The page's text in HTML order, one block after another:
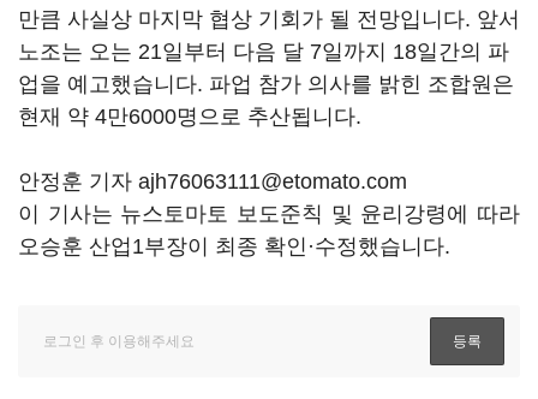
만큼 사실상 마지막 협상 기회가 될 전망입니다. 앞서
노조는 오는 21일부터 다음 달 7일까지 18일간의 파
업을 예고했습니다. 파업 참가 의사를 밝힌 조합원은
현재 약 4만6000명으로 추산됩니다.
안정훈 기자 ajh76063111@etomato.com
이 기사는 뉴스토마토 보도준칙 및 윤리강령에 따라
오승훈 산업1부장이 최종 확인·수정했습니다.